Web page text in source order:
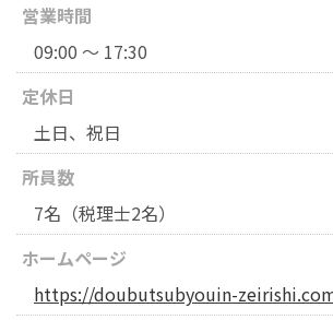
営業時間
09:00 ～ 17:30
定休日
土日、祝日
所員数
7名（税理士2名）
ホームページ
https://doubutsubyouin-